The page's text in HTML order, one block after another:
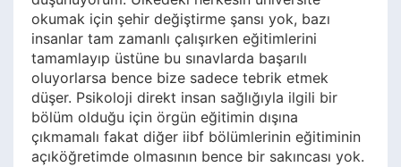
okumak için şehir değiştirme şansı yok, bazı
insanlar tam zamanlı çalışırken eğitimlerini
tamamlayıp üstüne bu sınavlarda başarılı
oluyorlarsa bence bize sadece tebrik etmek
düşer. Psikoloji direkt insan sağlığıyla ilgili bir
bölüm olduğu için örgün eğitimin dışına
çıkmamalı fakat diğer iibf bölümlerinin eğitiminin
açıköğretimde olmasının bence bir sakıncası yok.